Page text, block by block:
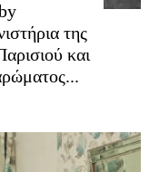
της
και